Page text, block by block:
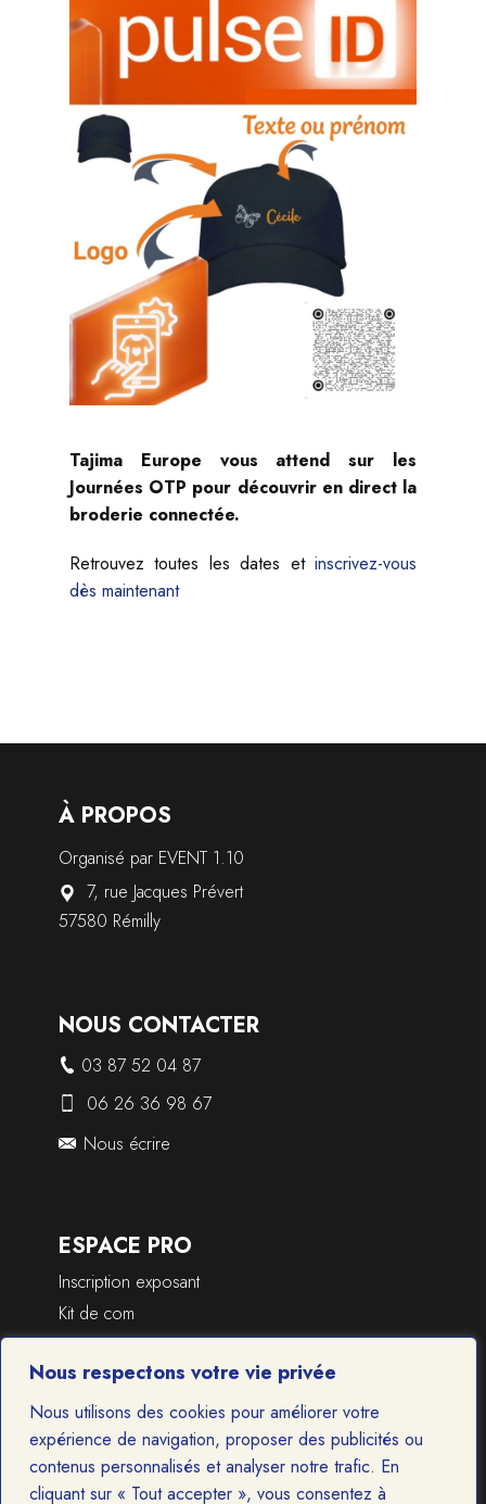
Nous respectons votre vie privée
Nous utilisons des cookies pour améliorer votre
expérience de navigation, proposer des publicités ou
contenus personnalisés et analyser notre trafic. En
cliquant sur « Tout accepter », vous consentez à
Tajima Europe vous attend sur les
Journées OTP pour découvrir en direct la
broderie connectée.
Retrouvez toutes les dates et inscrivez-vous
dès maintenant
À PROPOS
Organisé par EVENT 1.10
7, rue Jacques Prévert
57580 Rémilly
NOUS CONTACTER
03 87 52 04 87
06 26 36 98 67
Nous écrire
ESPACE PRO
Inscription exposant
Kit de com
Membre de la 2FPCO
FÉDÉRATION FRANÇAISE DES
PROFESSIONNELS DE